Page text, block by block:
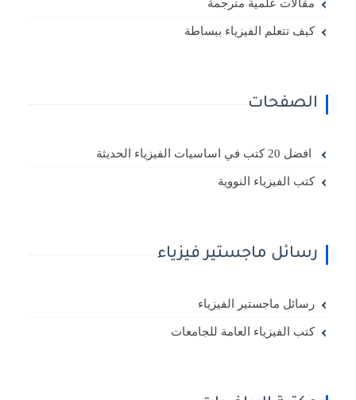
مقالات علمية مترجمة
كيف تتعلم الفيزياء ببساطة
الصفحات
افضل 20 كتب في اساسيات الفيزياء الحديثة
كتب الفيزياء النووية
رسائل ماجستير فيزياء
رسائل ماجستير الفيزياء
كتب الفيزياء العامة للجامعات